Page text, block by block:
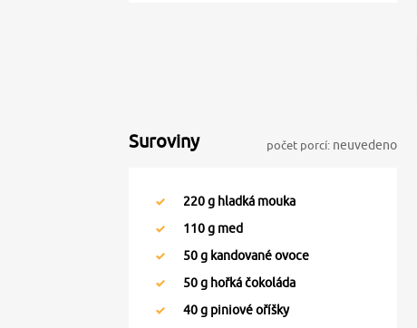
Suroviny počet porcí: neuvedeno
220g hladká mouka
110g med
50g kandované ovoce
50g hořká čokoláda
40g piniové oříšky